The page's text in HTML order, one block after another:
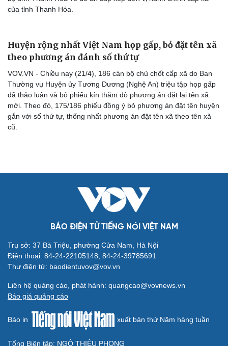
Cải chính
của tỉnh Thanh Hóa.
Huyện rộng nhất Việt Nam họp gấp, bỏ đặt tên xã
theo phương án đánh số thứ tự
VOV.VN - Chiều nay (21/4), 186 cán bộ chủ chốt cấp xã do Ban
Thường vụ Huyện ủy Tương Dương (Nghệ An) triệu tập họp gấp
đã thảo luận và bỏ phiếu kín thăm dò phương án đặt lại tên xã
mới. Theo đó, 175/186 phiếu đồng ý bỏ phương án đặt tên huyện
gắn với số thứ tự, thống nhất phương án đặt tên xã theo tên xã
cũ.
BÁO ĐIỆN TỬ TIẾNG NÓI VIỆT NAM
Trụ sở: 37 Bà Triệu, phường Cửa Nam, Hà Nội
Điện thoại: 84-24-22105148, 84-24-39785691
Thư điện tử: baodientuvov@vov.vn
Liên hệ quảng cáo, phát hành: quangcao@vovnews.vn
Báo giá quảng cáo
Báo in xuất bản thứ Năm hàng tuần
Tổng Biên tập: NGÔ THIỆU PHONG